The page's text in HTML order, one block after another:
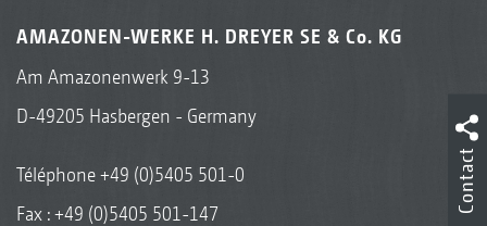
AMAZONEN-WERKE H. DREYER SE & Co. KG
Am Amazonenwerk 9-13
D-49205 Hasbergen - Germany
Téléphone+49 (0)5405 501-0
Fax : +49 (0)5405 501-147
Contact